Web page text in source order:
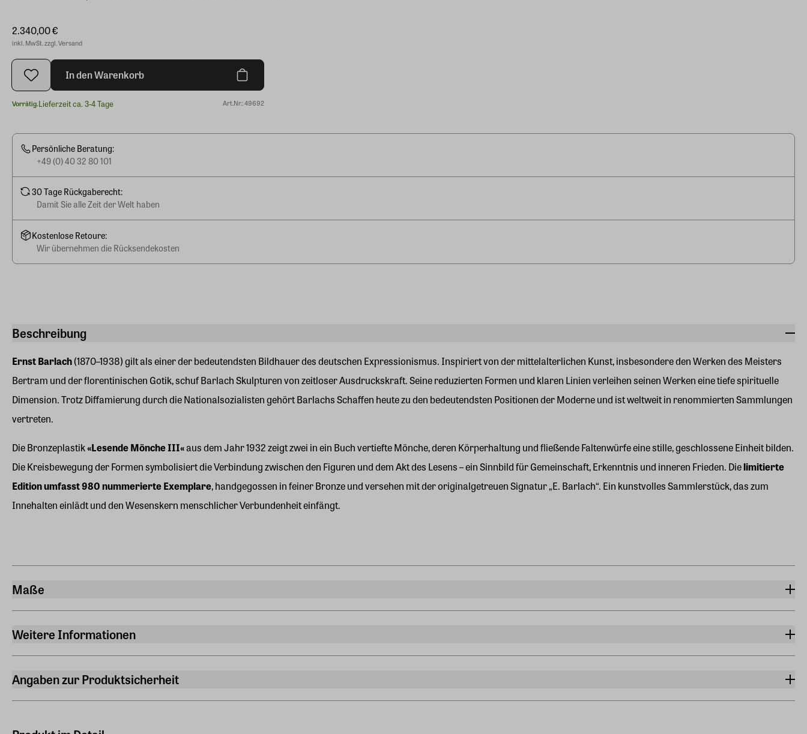
Beschreibung
Ernst Barlach(1870–1938) gilt als einer der bedeutendsten Bildhauer des deutschen Expressionismus. Inspiriert von der mittelalterlichen Kunst, insbesondere den Werken des Meisters
Bertram und der florentinischen Gotik, schuf Barlach Skulpturen von zeitloser Ausdruckskraft. Seine reduzierten Formen und klaren Linien verleihen seinen Werken eine tiefe spirituelle
Dimension. Trotz Diffamierung durch die Nationalsozialisten gehört Barlachs Schaffen heute zu den bedeutendsten Positionen der Moderne und ist weltweit in renommierten Sammlungen
vertreten.
Die Bronzeplastik«Lesende Mönche III«aus dem Jahr 1932 zeigt zwei in ein Buch vertiefte Mönche, deren Körperhaltung und fließende Faltenwürfe eine stille, geschlossene Einheit bilden.
Die Kreisbewegung der Formen symbolisiert die Verbindung zwischen den Figuren und dem Akt des Lesens – ein Sinnbild für Gemeinschaft, Erkenntnis und inneren Frieden. Dielimitierte
Edition umfasst 980 nummerierte Exemplare, handgegossen in feiner Bronze und versehen mit der originalgetreuen Signatur „E. Barlach“. Ein kunstvolles Sammlerstück, das zum
Innehalten einlädt und den Wesenskern menschlicher Verbundenheit einfängt.
Maße
Länge
14 cm
Höhe
Weitere Informationen
Echtheitszertifikat
Ja
Angaben zur Produktsicherheit
2.340,00 €
inkl. MwSt. zzgl. Versand
In den Warenkorb
Vorrätig.Lieferzeit ca. 3-4 Tage Art.Nr.: 49692
Persönliche Beratung:
+49 (0) 40 32 80 101
30 Tage Rückgaberecht:
Damit Sie alle Zeit der Welt haben
Kostenlose Retoure:
Wir übernehmen die Rücksendekosten